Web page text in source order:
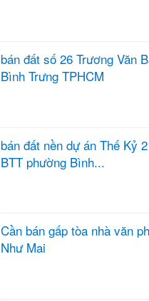
bán đất số 26 Trương Văn
Bình Trưng TPHCM
bán đất nền dự án Thế Kỷ
BTT phường Bình...
Cần bán gấp tòa nhà văn
Như Mai